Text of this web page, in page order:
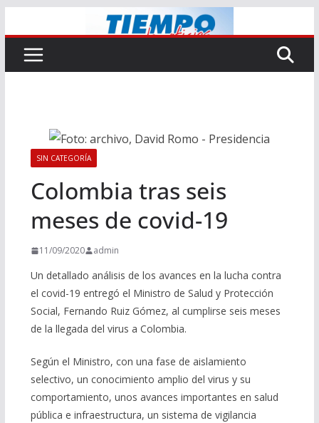
al
contenido
SIN CATEGORÍA
Colombia tras seis
meses de covid-19
11/09/2020 admin
Un detallado análisis de los avances en la lucha contra
el covid-19 entregó el Ministro de Salud y Protección
Social, Fernando Ruiz Gómez, al cumplirse seis meses
de la llegada del virus a Colombia.
Según el Ministro, con una fase de aislamiento
selectivo, un conocimiento amplio del virus y su
comportamiento, unos avances importantes en salud
pública e infraestructura, un sistema de vigilancia